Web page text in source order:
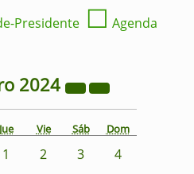
Presidente ☐ Agenda
2024
Jue Vie Sáb Dom
1 2 3
4